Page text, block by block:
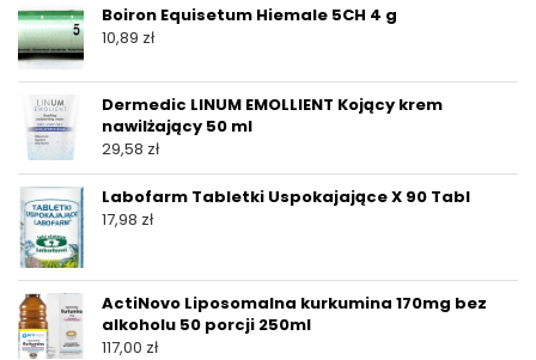
Boiron Equisetum Hiemale 5CH 4 g
10,89 zł
Dermedic LINUM EMOLLIENT Kojący krem
nawilżający 50 ml
29,58 zł
Labofarm Tabletki Uspokajające X 90 Tabl
17,98 zł
ActiNovo Liposomalna kurkumina 170mg bez
alkoholu 50 porcji 250ml
117,00 zł